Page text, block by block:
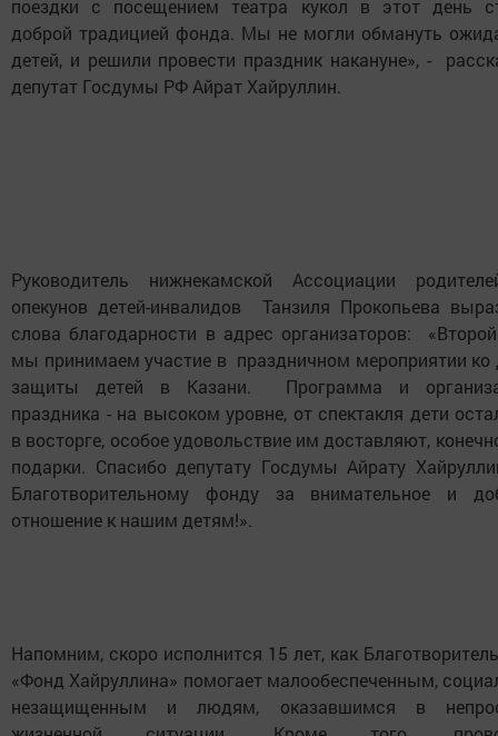
поездки с посещением театра кукол в этот день
доброй традицией фонда. Мы не могли обмануть
детей, и решили провести праздник накануне», -
депутат Госдумы РФ Айрат Хайруллин.
Руководитель нижнекамской Ассоциации
опекунов детей-инвалидов Танзиля Прокопьева
слова благодарности в адрес организаторов:
мы принимаем участие в праздничном мероприятии
защиты детей в Казани. Программа и
праздника - на высоком уровне, от спектакля дети
в восторге, особое удовольствие им доставляют,
подарки. Спасибо депутату Госдумы Айрату
Благотворительному фонду за внимательное и
отношение к нашим детям!».
Напомним, скоро исполнится 15 лет, как
«Фонд Хайруллина» помогает малообеспеченным,
незащищенным и людям, оказавшимся в